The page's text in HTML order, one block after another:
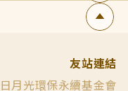
友站連結
日月光環保永續基金會